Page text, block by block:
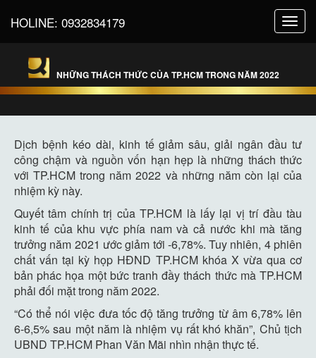
HOLINE: 0932834179
NHỮNG THÁCH THỨC CỦA TP.HCM TRONG NĂM 2022
Dịch bệnh kéo dài, kinh tế giảm sâu, giải ngân đầu tư
công chậm và nguồn vốn hạn hẹp là những thách thức
với TP.HCM trong năm 2022 và những năm còn lại của
nhiệm kỳ này.
Quyết tâm chính trị của TP.HCM là lấy lại vị trí đầu tàu
kinh tế của khu vực phía nam và cả nước khi mà tăng
trưởng năm 2021 ước giảm tới -6,78%. Tuy nhiên, 4 phiên
chất vấn tại kỳ họp HĐND TP.HCM khóa X vừa qua cơ
bản phác họa một bức tranh đầy thách thức mà TP.HCM
phải đối mặt trong năm 2022.
“Có thể nói việc đưa tốc độ tăng trưởng từ âm 6,78% lên
6-6,5% sau một năm là nhiệm vụ rất khó khăn”, Chủ tịch
UBND TP.HCM Phan Văn Mãi nhìn nhận thực tế.